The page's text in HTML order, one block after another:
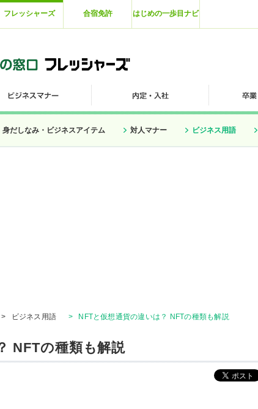
フレッシャーズ 合宿免許 はじめの一歩目ナビ
身だしなみ・ビジネスアイテム 対人マナー ビジネス用語
> ビジネス用語 > NFTと仮想通貨の違いは？ NFTの種類も解説
NFTの種類も解説